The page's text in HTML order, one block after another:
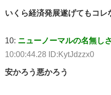
いくら経済発展遂げてもコレ
10: ニューノーマルの名無し
10:00:44.28 ID:KytJdzzx0
安かろう悪かろう